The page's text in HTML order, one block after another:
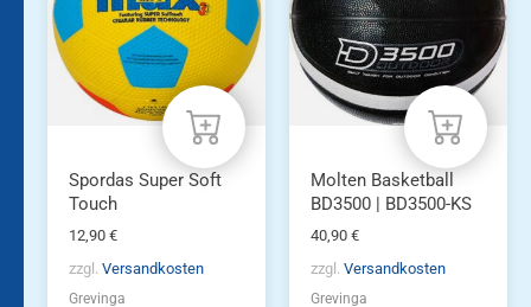
Spordas Super Soft
Touch
12,90 €
zzgl. Versandkosten
Grevinga
Molten Basketball
BD3500 | BD3500-KS
40,90 €
zzgl. Versandkosten
Grevinga